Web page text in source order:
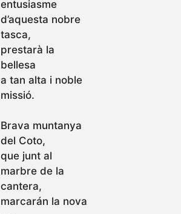
entusiasme
d’aquesta nobre
tasca,
prestarà la
bellesa
a tan alta i noble
missió.
Brava muntanya
del Coto,
que junt al
marbre de la
cantera,
marcarán la nova